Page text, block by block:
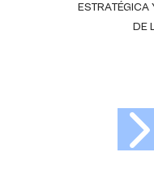
ESTRATÉGICA
DE